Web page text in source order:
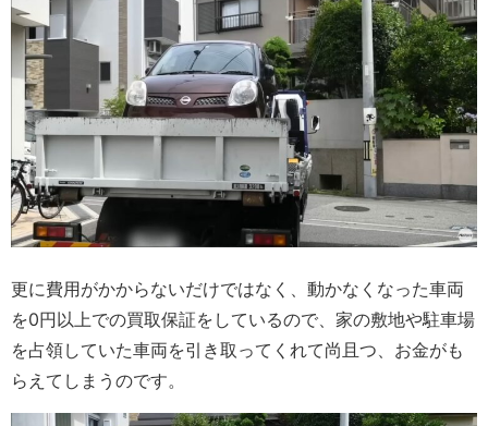
更に費用がかからないだけではなく、動かなくなった車両
を0円以上での買取保証をしているので、家の敷地や駐車場
を占領していた車両を引き取ってくれて尚且つ、お金がも
らえてしまうのです。